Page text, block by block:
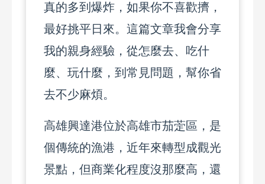
真的多到爆炸，如果你不喜歡擠，
最好挑平日來。這篇文章我會分享
我的親身經驗，從怎麼去、吃什
麼、玩什麼，到常見問題，幫你省
去不少麻煩。
高雄興達港位於高雄市茄萣區，是
個傳統的漁港，近年來轉型成觀光
景點，但商業化程度沒那麼高，還